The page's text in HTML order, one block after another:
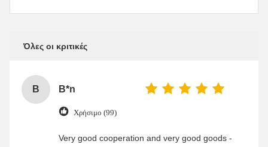
Όλες οι κριτικές
B B*n
Χρήσιμο (99)
Very good cooperation and very good goods -